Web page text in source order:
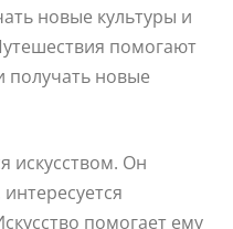
новые культуры и
помогают
получать новые
искусством. Он
помогает ему